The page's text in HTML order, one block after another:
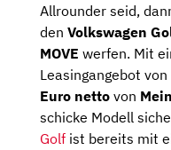
Allrounder seid,
den Volkswagen
MOVE werfen. Mit
Leasingangebot von
Euro netto von
schicke Modell
Golf ist bereits mit